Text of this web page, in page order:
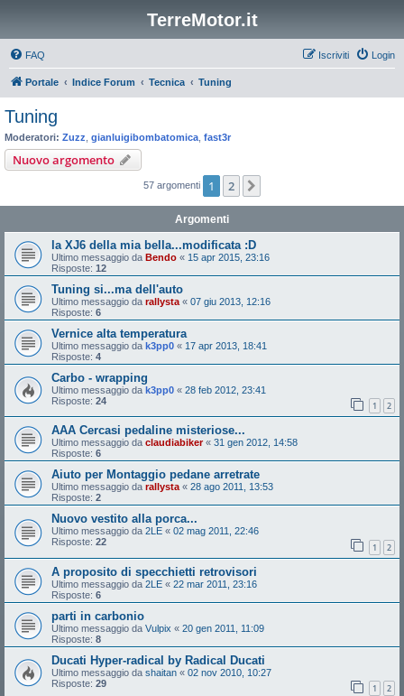
TerreMotor.it
FAQ Login
Iscriviti
Portale Indice Forum Tecnica Tuning
Tuning
Moderatori: Zuzz gianluigibombatomica fast3r
Nuovo argomento
57 argomenti 1 2
Argomenti
la XJ6 della mia bella...modificata :D
Ultimo messaggio da Bendo « 15 apr 2015, 23:16
Risposte: 12
Tuning si...ma dell'auto
Ultimo messaggio da rallysta « 07 giu 2013, 12:16
Risposte: 6
Vernice alta temperatura
Ultimo messaggio da k3pp0 « 17 apr 2013, 18:41
Risposte: 4
Carbo - wrapping
Ultimo messaggio da k3pp0 « 28 feb 2012, 23:41
Risposte: 24 1 2
AAA Cercasi pedaline misteriose...
Ultimo messaggio da claudiabiker« 31 gen 2012, 14:58
Risposte: 6
Aiuto per Montaggio pedane arretrate
Ultimo messaggio da rallysta « 28 ago 2011, 13:53
Risposte: 2
Nuovo vestito alla porca...
Ultimo messaggio da 2LE « 02 mag 2011, 22:46
Risposte: 22 1 2
A proposito di specchietti retrovisori
Ultimo messaggio da 2LE « 22 mar 2011, 23:16
Risposte: 6
parti in carbonio
Ultimo messaggio da Vulpix « 20 gen 2011, 11:09
Risposte: 8
Ducati Hyper-radical by Radical Ducati
Ultimo messaggio da shaitan « 02 nov 2010, 10:27
Risposte: 29 1 2